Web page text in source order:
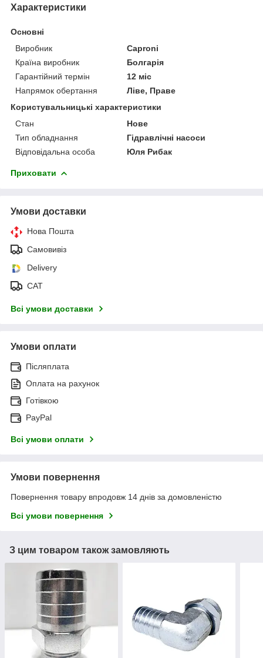
Характеристики
Основні
Виробник
Caproni
Країна виробник
Болгарія
Гарантійний термін
12 міс
Напрямок обертання
Ліве, Праве
Користувальницькі характеристики
Стан
Нове
Тип обладнання
Гідравлічні насоси
Відповідальна особа
Юля Рибак
Приховати
Умови доставки
Нова Пошта
Самовивіз
Delivery
САТ
Всі умови доставки
Умови оплати
Післяплата
Оплата на рахунок
Готівкою
PayPal
Всі умови оплати
Умови повернення
Повернення товару впродовж 14 днів за домовленістю
Всі умови повернення
З цим товаром також замовляють